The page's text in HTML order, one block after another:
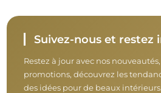
Suivez-nous et restez
Restez à jour avec nos
promotions, découvrez les
des idées pour de beaux